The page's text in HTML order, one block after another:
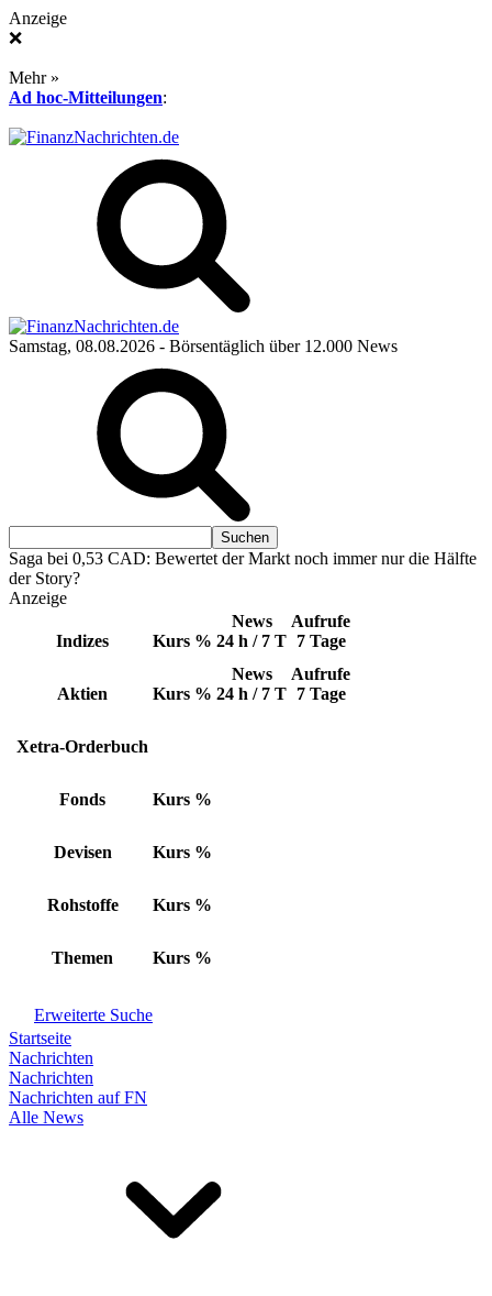
Anzeige
❌
Mehr »
Ad hoc-Mitteilungen:
Samstag, 08.08.2026 - Börsentäglich über 12.000 News
Saga bei 0,53 CAD: Bewertet der Markt noch immer nur die Hälfte
der Story?
Anzeige
Indizes Kurs %
News
24 h / 7 T
Aufrufe
7 Tage
Aktien Kurs %
News
24 h / 7 T
Aufrufe
7 Tage
Xetra-Orderbuch
Fonds Kurs %
Devisen Kurs %
Rohstoffe Kurs %
Themen Kurs %
Erweiterte Suche
Startseite
Nachrichten
Nachrichten
Nachrichten auf FN
Alle News